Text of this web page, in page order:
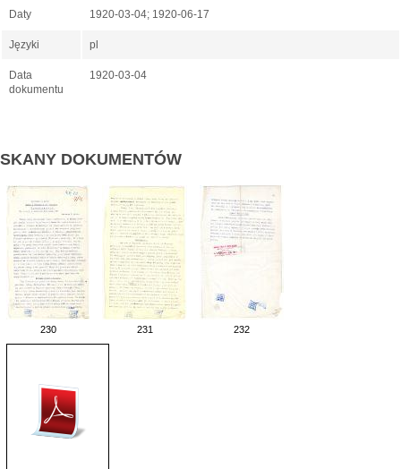
Daty 1920-03-04; 1920-06-17
Języki pl
Data
dokumentu
1920-03-04
SKANY DOKUMENTÓW
230 231 232